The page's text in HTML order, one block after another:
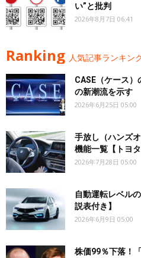
い”と批判
2026年8月7日 06:41
Ranking 人気記事ランキン
CASE（ケース
の新潮流を示す
2026年6月25日 05:00
手放し（ハンズ
機能一覧【トヨ
2026年7月28日 05:00
自動運転レベル
説表付き】
2026年6月9日 05:00
株価99％下落！